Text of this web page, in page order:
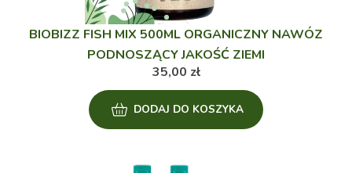
BIOBIZZ FISH MIX 500ML ORGANICZNY NAWÓZ
PODNOSZĄCY JAKOŚĆ ZIEMI
35,00 zł
DODAJ DO KOSZYKA